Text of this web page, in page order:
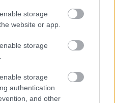
storage
website or app.
storage
storage
authentication
and other
KÖVETKEZŐ POSZT
a fiát, minden
2 éves kisfiúnak a